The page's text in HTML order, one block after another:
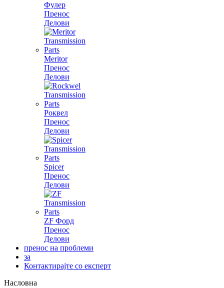
Фулер
Пренос
Делови
Meritor
Пренос
Делови
Роквел
Пренос
Делови
Spicer
Пренос
Делови
ZF Форд
Пренос
Делови
пренос на проблеми
за
Контактирајте со експерт
Насловна